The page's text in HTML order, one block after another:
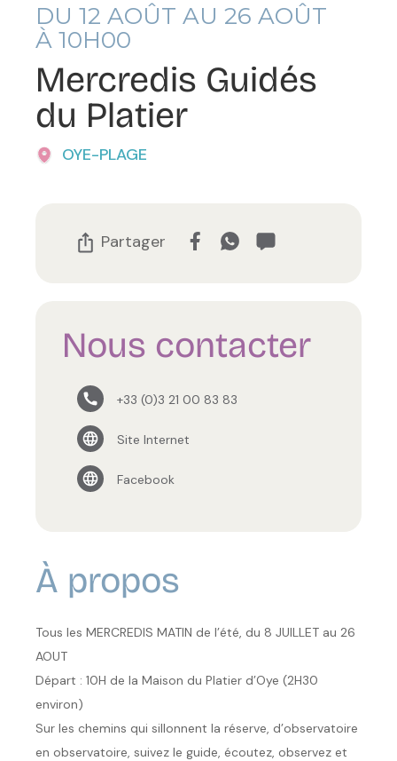
DU 12 AOÛT AU 26 AOÛT
À 10H00
Mercredis Guidés
du Platier
OYE-PLAGE
Partager
Nous contacter
+33 (0)3 21 00 83 83
Site Internet
Facebook
À propos
Tous les MERCREDIS MATIN de l’été, du 8 JUILLET au 26
AOUT
Départ : 10H de la Maison du Platier d’Oye (2H30
environ)
Sur les chemins qui sillonnent la réserve, d’observatoire
en observatoire, suivez le guide, écoutez, observez et